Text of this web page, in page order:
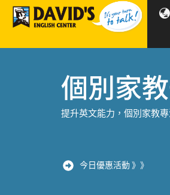
個別家
提升英文能力，個別家教專
今日優惠活動 》》